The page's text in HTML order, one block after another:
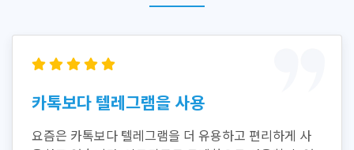
카톡보다 텔레그램을 사용
요즘은 카톡보다 텔레그램을 더 유용하고 편리하게 사